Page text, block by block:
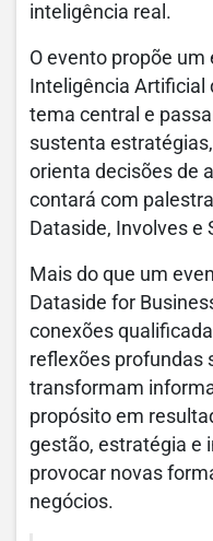
inteligência real.
O evento propõe
Inteligência
tema central e
sustenta
orienta decisões de
contará com
Dataside, Involves e
Mais do que um
Dataside for
conexões
reflexões profundas
transformam
propósito em
gestão, estratégia e
provocar novas
negócios.